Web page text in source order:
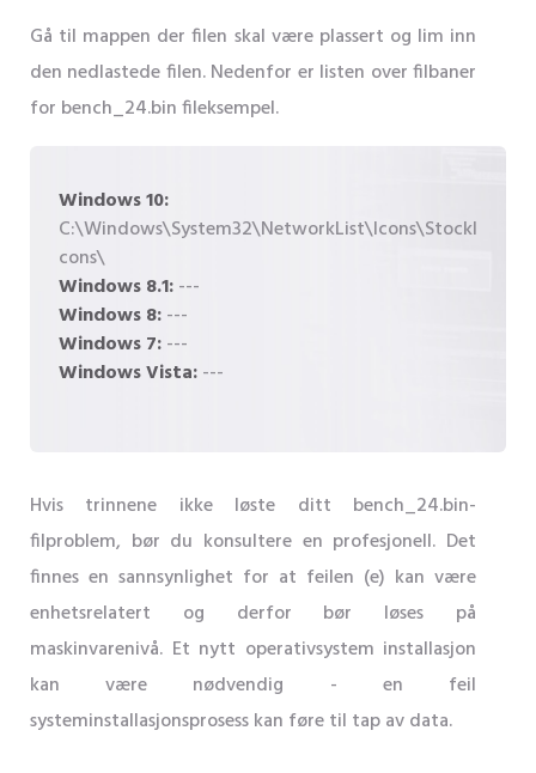
Gå til mappen der filen skal være plassert og lim inn
den nedlastede filen. Nedenfor er listen over filbaner
for bench_24.bin fileksempel.
Windows 10:
C:\Windows\System32\NetworkList\Icons\StockI
cons\
Windows 8.1:---
Windows 8:---
Windows 7:---
Windows Vista:---
Hvis trinnene ikke løste ditt bench_24.bin-
filproblem, bør du konsultere en profesjonell. Det
finnes en sannsynlighet for at feilen (e) kan være
enhetsrelatert og derfor bør løses på
maskinvarenivå. Et nytt operativsystem installasjon
kan være nødvendig - en feil
systeminstallasjonsprosess kan føre til tap av data.